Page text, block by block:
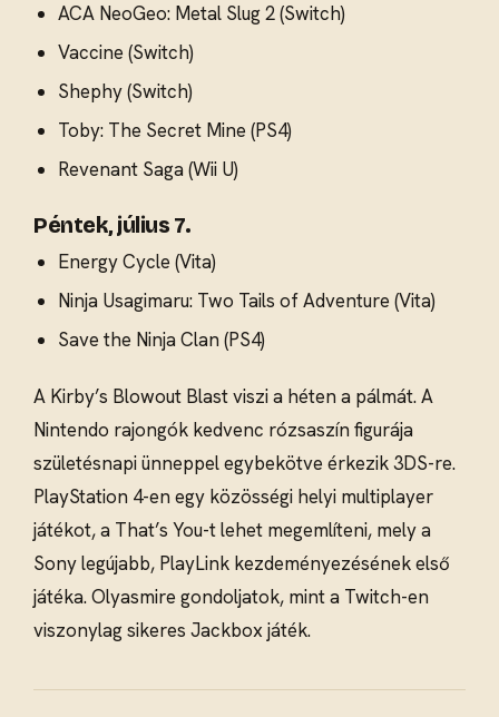
ACA NeoGeo: Metal Slug 2 (Switch)
Vaccine (Switch)
Shephy (Switch)
Toby: The Secret Mine (PS4)
Revenant Saga (Wii U)
Péntek, július 7.
Energy Cycle (Vita)
Ninja Usagimaru: Two Tails of Adventure (Vita)
Save the Ninja Clan (PS4)
A Kirby’s Blowout Blast viszi a héten a pálmát. A
Nintendo rajongók kedvenc rózsaszín figurája
születésnapi ünneppel egybekötve érkezik 3DS-re.
PlayStation 4-en egy közösségi helyi multiplayer
játékot, a That’s You-t lehet megemlíteni, mely a
Sony legújabb, PlayLink kezdeményezésének első
játéka. Olyasmire gondoljatok, mint a Twitch-en
viszonylag sikeres Jackbox játék.